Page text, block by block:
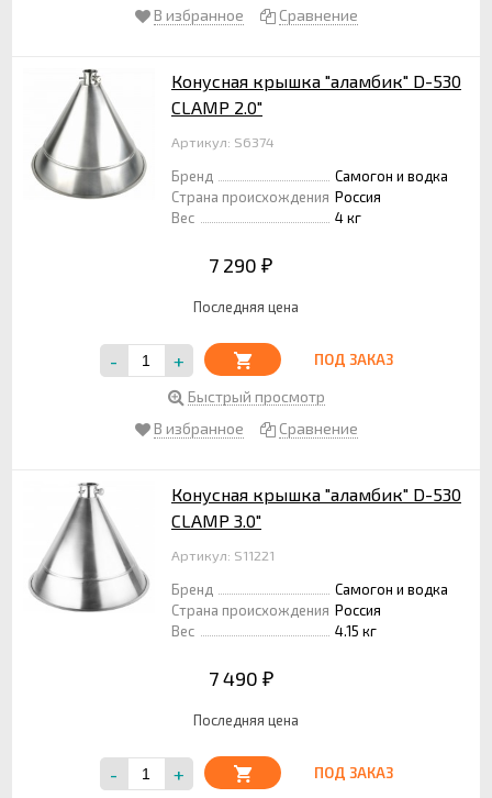
В избранное
Сравнение
Конусная крышка "аламбик" D-530
CLAMP 2.0"
Артикул: S6374
Бренд
Самогон и водка
Страна происхождения Россия
Вес
4 кг
7 290 ₽
Последняя цена
- + ПОД ЗАКАЗ
Быстрый просмотр
В избранное
Сравнение
Конусная крышка "аламбик" D-530
CLAMP 3.0"
Артикул: S11221
Бренд
Самогон и водка
Страна происхождения Россия
Вес
4.15 кг
7 490 ₽
Последняя цена
- + ПОД ЗАКАЗ